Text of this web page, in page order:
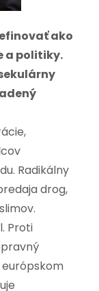
ako
a politiky.
Radikálny
drog,
Proti
európskom